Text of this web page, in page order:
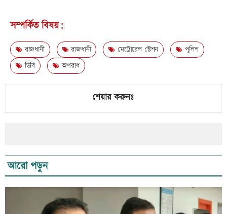
সম্পর্কিত বিষয়:
রাজধানী রাজধানী মেট্রোরেল স্টেশন
পুলিশ
ডিবি
অপরাধ
শেয়ার করুনঃ
আরো পড়ুন